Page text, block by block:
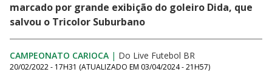
marcado por grande exibição do goleiro Dida, que
salvou o Tricolor Suburbano
CAMPEONATO CARIOCA | Do Live Futebol BR
20/02/2022 - 17H31 (ATUALIZADO EM 03/04/2024 - 21H57)